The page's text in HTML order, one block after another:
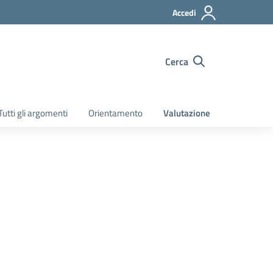
Accedi
Cerca
gli argomenti Orientamento Valutazione